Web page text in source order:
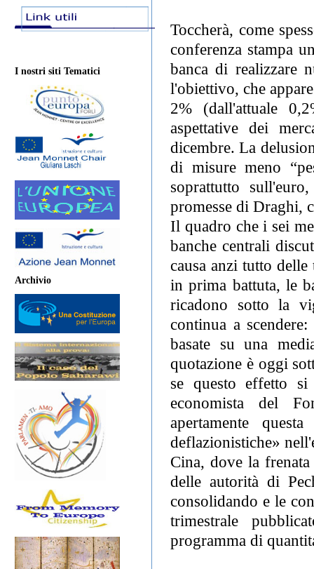
I nostri siti Tematici
Archivio
Toccherà, come
conferenza stampa
banca di realizzare
l'obiettivo, che
2% (dall'attuale
aspettative dei
dicembre. La
di misure meno
soprattutto
promesse di Draghi,
Il quadro che i sei
banche centrali
causa anzi tutto
in prima battuta, le
ricadono sotto la
continua a
basate su una
quotazione è oggi
se questo effetto
economista del
apertamente
deflazionistiche»
Cina, dove la
delle autorità di
consolidando e le
trimestrale
programma di